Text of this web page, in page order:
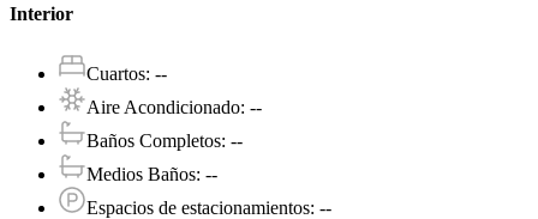
Interior
Cuartos: --
Aire Acondicionado: --
Baños Completos: --
Medios Baños: --
Espacios de estacionamientos: --